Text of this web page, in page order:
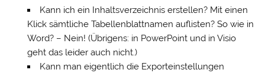
Kann ich ein Inhaltsverzeichnis erstellen? Mit einen
Klick sämtliche Tabellenblattnamen auflisten? So wie in
Word? – Nein! (Übrigens: in PowerPoint und in Visio
geht das leider auch nicht.)
Kann man eigentlich die Exporteinstellungen